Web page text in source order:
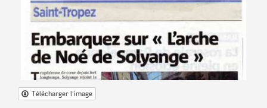
Télécharger l'image